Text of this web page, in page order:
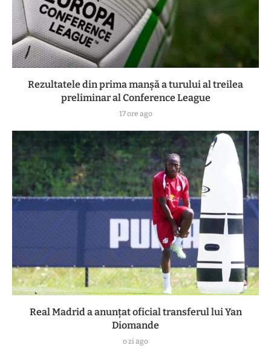
Rezultatele din prima manşă a turului al treilea
preliminar al Conference League
17 ore ago
Real Madrid a anunțat oficial transferul lui Yan
Diomande
o zi ago